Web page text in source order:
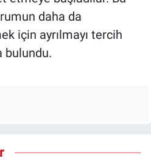
daha da
için ayrılmayı tercih
bulundu.